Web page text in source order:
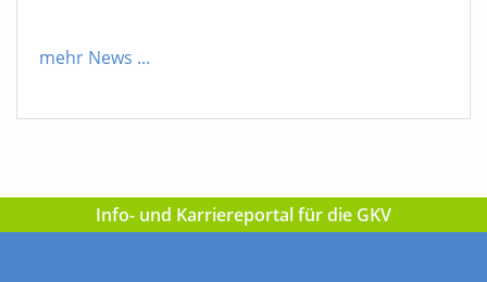
mehr News ...
Info- und Karriereportal für die GKV